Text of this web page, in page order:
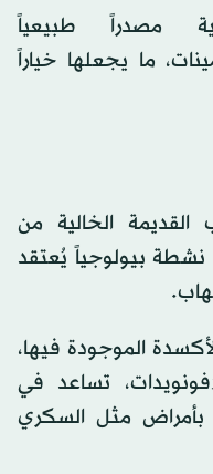
مصدراً طبيعياً
ما يجعلها خياراً
القديمة الخالية من
بيولوجياً يُعتقد
الموجودة فيها،
تساعد في
بأمراض مثل السكري